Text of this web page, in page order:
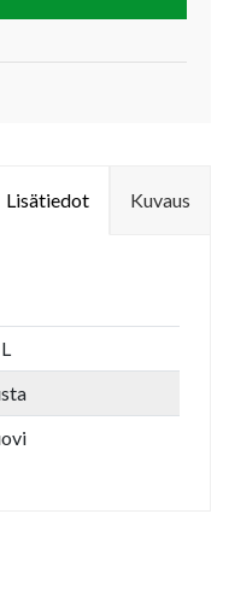
Kuvaus
Lisätiedot